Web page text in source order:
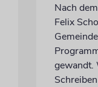
Nach
Felix
gewandt.